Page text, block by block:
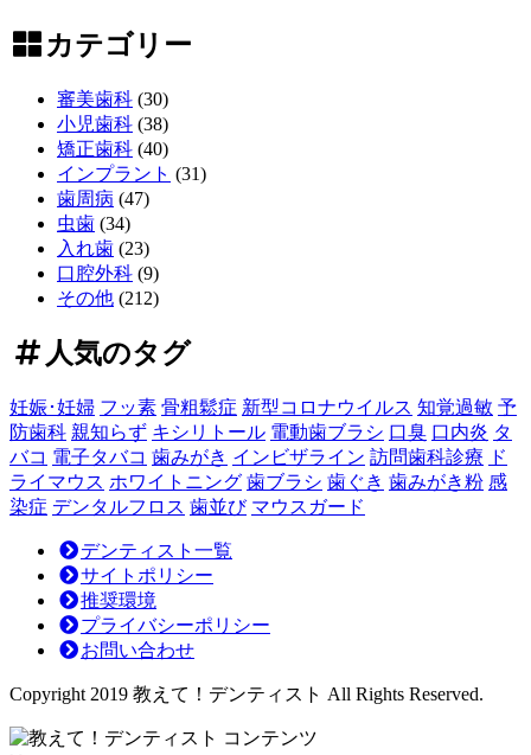
歯
科
ン
プ
期
的
値
を
見
極
め
カテゴリー
審美歯科 (30)
小児歯科 (38)
矯正歯科 (40)
インプラント (31)
歯周病 (47)
虫歯 (34)
入れ歯 (23)
口腔外科 (9)
その他 (212)
人気のタグ
妊娠･妊婦 フッ素 骨粗鬆症 新型コロナウイルス 知覚過敏 予
防歯科 親知らず キシリトール 電動歯ブラシ 口臭 口内炎 タ
バコ 電子タバコ 歯みがき インビザライン 訪問歯科診療 ド
ライマウス ホワイトニング 歯ブラシ 歯ぐき 歯みがき粉 感
染症 デンタルフロス 歯並び マウスガード
デンティスト一覧
サイトポリシー
推奨環境
プライバシーポリシー
お問い合わせ
Copyright 2019 教えて！デンティスト All Rights Reserved.
コンテンツ